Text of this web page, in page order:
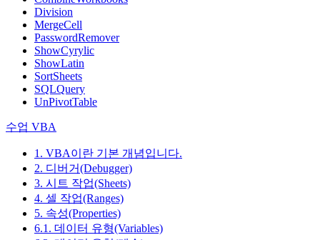
Division
MergeCell
PasswordRemover
ShowCyrylic
ShowLatin
SortSheets
SQLQuery
UnPivotTable
수업 VBA
1. VBA이란 기본 개념입니다.
2. 디버거(Debugger)
3. 시트 작업(Sheets)
4. 셀 작업(Ranges)
5. 속성(Properties)
6.1. 데이터 유형(Variables)